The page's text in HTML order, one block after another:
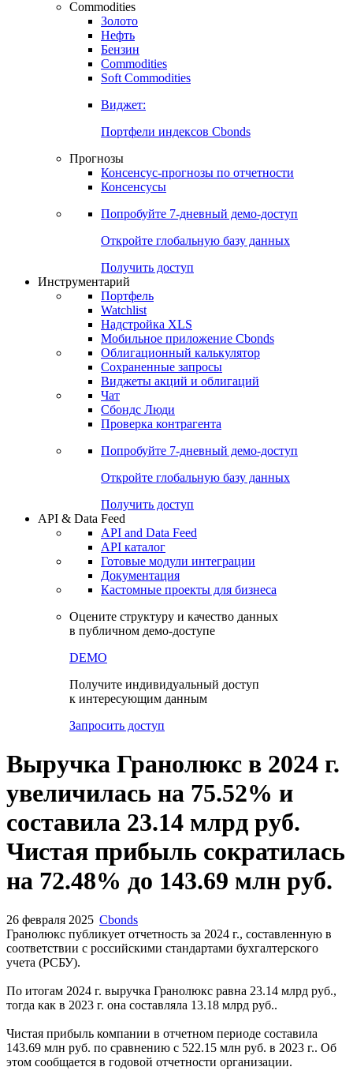
Commodities
Золото
Нефть
Бензин
Commodities
Soft Commodities
Виджет:
Портфели индексов Cbonds
Прогнозы
Консенсус-прогнозы по отчетности
Консенсусы
Попробуйте 7-дневный демо-доступ
Откройте глобальную базу данных
Получить доступ
Инструментарий
Портфель
Watchlist
Надстройка XLS
Мобильное приложение Cbonds
Облигационный калькулятор
Сохраненные запросы
Виджеты акций и облигаций
Чат
Сбондс Люди
Проверка контрагента
Попробуйте 7-дневный демо-доступ
Откройте глобальную базу данных
Получить доступ
API & Data Feed
API and Data Feed
API каталог
Готовые модули интеграции
Документация
Кастомные проекты для бизнеса
Оцените структуру и качество данных
в публичном демо-доступе
DEMO
Получите индивидуальный доступ
к интересующим данным
Запросить доступ
Выручка Гранолюкс в 2024 г.
увеличилась на 75.52% и
составила 23.14 млрд руб.
Чистая прибыль сократилась
на 72.48% до 143.69 млн руб.
26 февраля 2025 Cbonds
Гранолюкс публикует отчетность за 2024 г., составленную в
соответствии с российскими стандартами бухгалтерского
учета (РСБУ).
По итогам 2024 г. выручка Гранолюкс равна 23.14 млрд руб.,
тогда как в 2023 г. она составляла 13.18 млрд руб..
Чистая прибыль компании в отчетном периоде составила
143.69 млн руб. по сравнению с 522.15 млн руб. в 2023 г.. Об
этом сообщается в годовой отчетности организации.